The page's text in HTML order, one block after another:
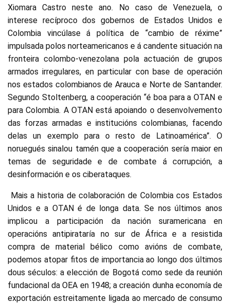
Xiomara Castro neste ano. No caso de Venezuela, o
interese recíproco dos gobernos de Estados Unidos e
Colombia vincúlase á política de “cambio de réxime”
impulsada polos norteamericanos e á candente situación na
fronteira colombo-venezolana pola actuación de grupos
armados irregulares, en particular con base de operación
nos estados colombianos de Arauca e Norte de Santander.
Segundo Stoltenberg, a cooperación “é boa para a OTAN e
para Colombia. A OTAN está apoiando o desenvolvemento
das forzas armadas e institucións colombianas, facendo
delas un exemplo para o resto de Latinoamérica”. O
noruegués sinalou tamén que a cooperación sería maior en
temas de seguridade e de combate á corrupción, a
desinformación e os ciberataques.
Mais a historia de colaboración de Colombia cos Estados
Unidos e a OTAN é de longa data. Se nos últimos anos
implicou a participación da nación suramericana en
operacións antipirataría no sur de África e a resistida
compra de material bélico como avións de combate,
podemos atopar fitos de importancia ao longo dos últimos
dous séculos: a elección de Bogotá como sede da reunión
fundacional da OEA en 1948; a creación dunha economía de
exportación estreitamente ligada ao mercado de consumo